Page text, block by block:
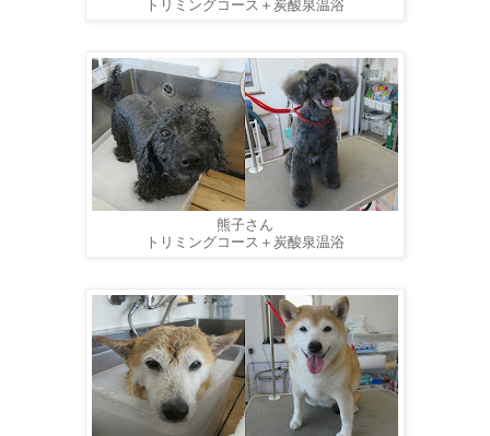
トリミングコース＋炭酸泉温浴
熊子さん
トリミングコース＋炭酸泉温浴